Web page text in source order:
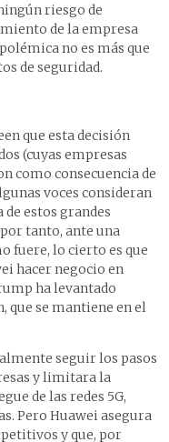
riesgo de
de la empresa
no es más que
de seguridad.
que esta decisión
(cuyas empresas
como consecuencia de
voces consideran
estos grandes
tanto, ante una
fuere, lo cierto es que
hacer negocio en
ha levantado
que se mantiene en el
seguir los pasos
y limitara la
de las redes 5G,
Pero Huawei asegura
y que, por